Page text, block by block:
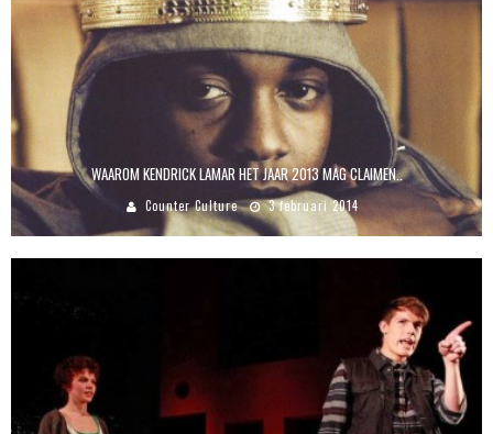
WAAROM KENDRICK LAMAR HET JAAR 2013 MAG CLAIMEN..
Counter Culture 3 februari 2014